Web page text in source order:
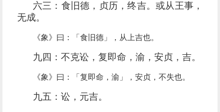
六三：食旧德，贞历，终吉。或从王事，
无成。
《象》曰：「食旧德」，从上吉也。
九四：不克讼，复即命，渝，安贞，吉。
《象》曰：「复即命，渝」，安贞，不失也。
九五：讼，元吉。